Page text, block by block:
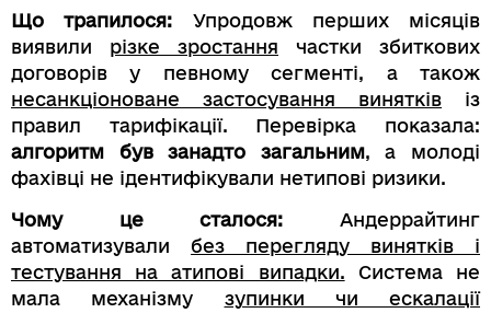
Що трапилося: Упродовж перших місяців
виявили різке зростання частки збиткових
договорів у певному сегменті, а також
несанкціоноване застосування винятків із
правил тарифікації. Перевірка показала:
алгоритм був занадто загальним, а молоді
фахівці не ідентифікували нетипові ризики.
Чому це сталося: Андеррайтинг
автоматизували без перегляду винятків і
тестування на атипові випадки. Система не
мала механізму зупинки чи ескалації